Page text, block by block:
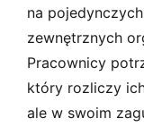
na
zewnętrznych
Pracownicy
który rozliczy
ale w swoim